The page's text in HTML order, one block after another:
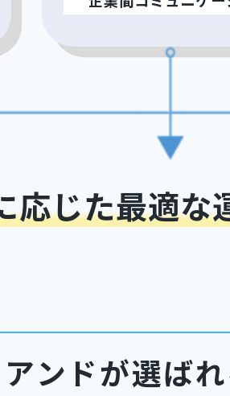
応じた最適な
ンドが選ば